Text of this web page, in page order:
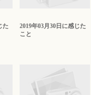
た
2019年03月30日に感じた
こと